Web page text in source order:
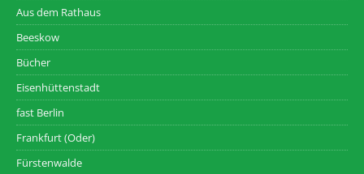
Aus dem Rathaus
Beeskow
Bücher
Eisenhüttenstadt
fast Berlin
Frankfurt (Oder)
Fürstenwalde